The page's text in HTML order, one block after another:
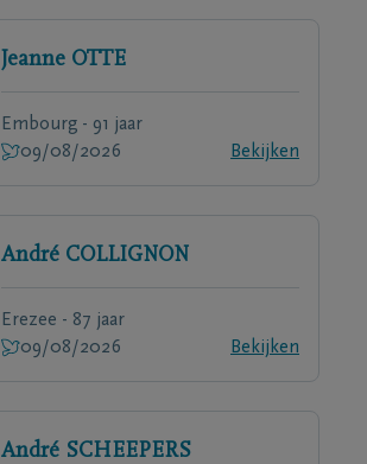
Jeanne OTTE
Embourg - 91 jaar
09/08/2026
Bekijken
André COLLIGNON
Erezee - 87 jaar
09/08/2026
Bekijken
André SCHEEPERS